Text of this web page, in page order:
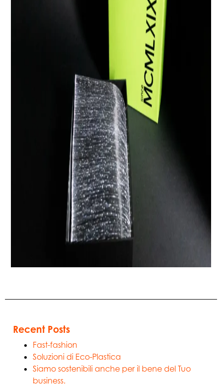
Recent Posts
Fast-fashion
Soluzioni di Eco-Plastica
Siamo sostenibili anche per il bene del Tuo
business.